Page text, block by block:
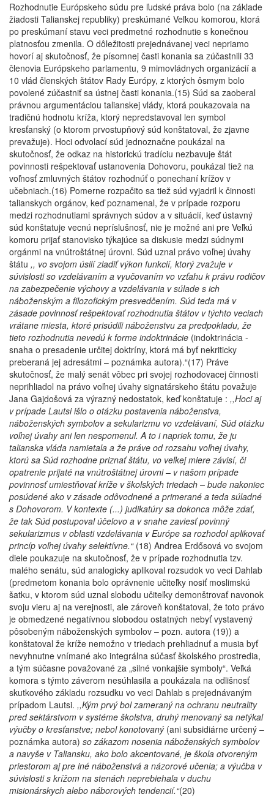
Rozhodnutie Európskeho súdu pre ľudské práva bolo (na základe
žiadosti Talianskej republiky) preskúmané Veľkou komorou, ktorá
po preskúmaní stavu veci predmetné rozhodnutie s konečnou
platnosťou zmenila. O dôležitosti prejednávanej veci nepriamo
hovorí aj skutočnosť, že písomnej časti konania sa zúčastnili 33
členovia Európskeho parlamentu, 9 mimovládnych organizácií a
10 vlád členských štátov Rady Európy, z ktorých ôsmym bolo
povolené zúčastniť sa ústnej časti konania.(15) Súd sa zaoberal
právnou argumentáciou talianskej vlády, ktorá poukazovala na
tradičnú hodnotu kríža, ktorý nepredstavoval len symbol
kresťanský (o ktorom prvostupňový súd konštatoval, že zjavne
prevažuje). Hoci odvolací súd jednoznačne poukázal na
skutočnosť, že odkaz na historickú tradíciu nezbavuje štát
povinnosti rešpektovať ustanovenia Dohovoru, poukázal tiež na
voľnosť zmluvných štátov rozhodnúť o ponechaní krížov v
učebniach.(16) Pomerne rozpačito sa tiež súd vyjadril k činnosti
talianskych orgánov, keď poznamenal, že v prípade rozporu
medzi rozhodnutiami správnych súdov a v situácií, keď ústavný
súd konštatuje vecnú nepríslušnosť, nie je možné ani pre Veľkú
komoru prijať stanovisko týkajúce sa diskusie medzi súdnymi
orgánmi na vnútroštátnej úrovni. Súd uznal právo voľnej úvahy
štátu ,, vo svojom úsilí zladiť výkon funkcií, ktorý zvažuje v
súvislosti so vzdelávaním a vyučovaním vo vzťahu k právu rodičov
na zabezpečenie výchovy a vzdelávania v súlade s ich
náboženským a filozofickým presvedčením. Súd teda má v
zásade povinnosť rešpektovať rozhodnutia štátov v týchto veciach
vrátane miesta, ktoré prisúdili náboženstvu za predpokladu, že
tieto rozhodnutia nevedú k forme indoktrinácie (indoktrinácia -
snaha o presadenie určitej doktríny, ktorá má byť nekriticky
preberaná jej adresátmi – poznámka autora).“(17) Práve
skutočnosť, že malý senát vôbec pri svojej rozhodovacej činnosti
neprihliadol na právo voľnej úvahy signatárskeho štátu považuje
Jana Gajdošová za výrazný nedostatok, keď konštatuje : ,,Hoci aj
v prípade Lautsi išlo o otázku postavenia náboženstva,
náboženských symbolov a sekularizmu vo vzdelávaní, Súd otázku
voľnej úvahy ani len nespomenul. A to i napriek tomu, že ju
talianska vláda namietala a že práve od rozsahu voľnej úvahy,
ktorú sa Súd rozhodne priznať štátu, vo veľkej miere závisí, či
opatrenie prijaté na vnútroštátnej úrovni – v našom prípade
povinnosť umiestňovať kríže v školských triedach – bude nakoniec
posúdené ako v zásade odôvodnené a primerané a teda súladné
s Dohovorom. V kontexte (...) judikatúry sa dokonca môže zdať,
že tak Súd postupoval účelovo a v snahe zaviesť povinný
sekularizmus v oblasti vzdelávania v Európe sa rozhodol aplikovať
princíp voľnej úvahy selektívne.“(18) Andrea Erdősová vo svojom
diele poukazuje na skutočnosť, že v prípade rozhodnutia tzv.
malého senátu, súd analogicky aplikoval rozsudok vo veci Dahlab
(predmetom konania bolo oprávnenie učiteľky nosiť moslimskú
šatku, v ktorom súd uznal slobodu učiteľky demonštrovať navonok
svoju vieru aj na verejnosti, ale zároveň konštatoval, že toto právo
je obmedzené negatívnou slobodou ostatných nebyť vystavený
pôsobeným náboženských symbolov – pozn. autora (19)) a
konštatoval že kríže nemožno v triedach prehliadnuť a musia byť
nevyhnutne vnímané ako integrálna súčasť školského prostredia,
a tým súčasne považované za „silné vonkajšie symboly“. Veľká
komora s týmto záverom nesúhlasila a poukázala na odlišnosť
skutkového základu rozsudku vo veci Dahlab s prejednávaným
prípadom Lautsi. ,,Kým prvý bol zameraný na ochranu neutrality
pred sektárstvom v systéme školstva, druhý menovaný sa netýkal
výučby o kresťanstve; nebol konotovaný(ani subsidiárne určený –
poznámka autora) so zákazom nosenia náboženských symbolov
a navyše v Taliansku, ako bolo akcentované, je škola otvoreným
priestorom aj pre iné náboženstvá a názorové učenia; a výučba v
súvislosti s krížom na stenách neprebiehala v duchu
misionárskych alebo náborových tendencií.“(20)